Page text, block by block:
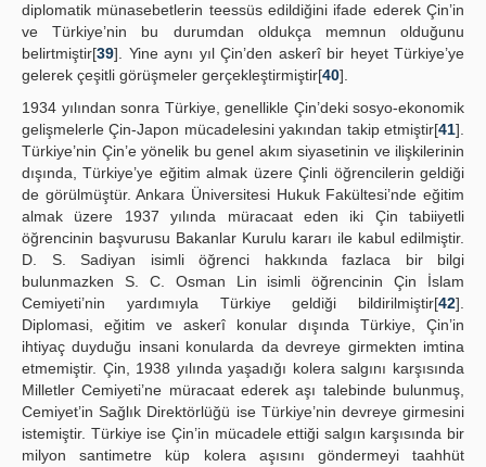
diplomatik münasebetlerin teessüs edildiğini ifade ederek Çin’in
ve Türkiye’nin bu durumdan oldukça memnun olduğunu
belirtmiştir[39]. Yine aynı yıl Çin’den askerî bir heyet Türkiye’ye
gelerek çeşitli görüşmeler gerçekleştirmiştir[40].
1934 yılından sonra Türkiye, genellikle Çin’deki sosyo-ekonomik
gelişmelerle Çin-Japon mücadelesini yakından takip etmiştir[41].
Türkiye’nin Çin’e yönelik bu genel akım siyasetinin ve ilişkilerinin
dışında, Türkiye’ye eğitim almak üzere Çinli öğrencilerin geldiği
de görülmüştür. Ankara Üniversitesi Hukuk Fakültesi’nde eğitim
almak üzere 1937 yılında müracaat eden iki Çin tabiiyetli
öğrencinin başvurusu Bakanlar Kurulu kararı ile kabul edilmiştir.
D. S. Sadiyan isimli öğrenci hakkında fazlaca bir bilgi
bulunmazken S. C. Osman Lin isimli öğrencinin Çin İslam
Cemiyeti’nin yardımıyla Türkiye geldiği bildirilmiştir[42].
Diplomasi, eğitim ve askerî konular dışında Türkiye, Çin’in
ihtiyaç duyduğu insani konularda da devreye girmekten imtina
etmemiştir. Çin, 1938 yılında yaşadığı kolera salgını karşısında
Milletler Cemiyeti’ne müracaat ederek aşı talebinde bulunmuş,
Cemiyet’in Sağlık Direktörlüğü ise Türkiye’nin devreye girmesini
istemiştir. Türkiye ise Çin’in mücadele ettiği salgın karşısında bir
milyon santimetre küp kolera aşısını göndermeyi taahhüt